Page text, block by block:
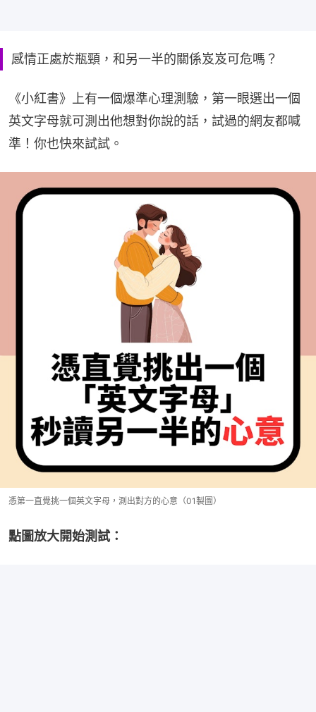
感情正處於瓶頸，和另一半的關係岌岌可危嗎？
《小紅書》上有一個爆準心理測驗，第一眼選出一個
英文字母就可測出他想對你說的話，試過的網友都喊
準！你也快來試試。
憑第一直覺挑一個英文字母，測出對方的心意（01製圖）
點圖放大開始測試：